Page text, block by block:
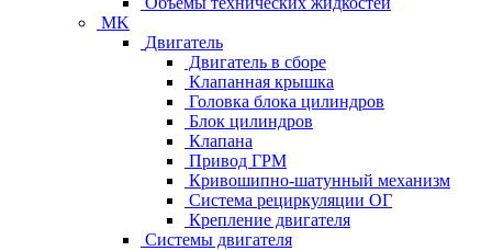
MK
Двигатель
Двигатель в сборе
Клапанная крышка
Головка блока цилиндров
Блок цилиндров
Клапана
Привод ГРМ
Кривошипно-шатунный механизм
Система рециркуляции ОГ
Крепление двигателя
Системы двигателя